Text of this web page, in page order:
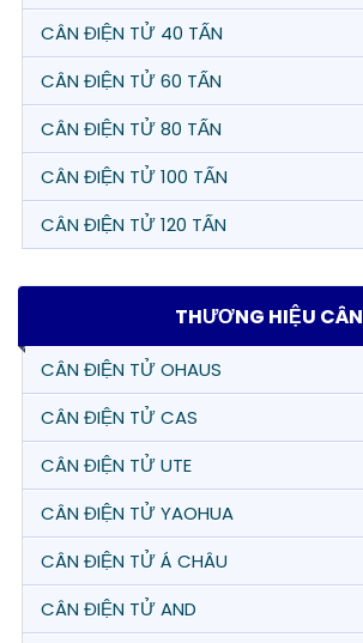
CÂN ĐIỆN TỬ 40 TẤN
CÂN ĐIỆN TỬ 60 TẤN
CÂN ĐIỆN TỬ 80 TẤN
CÂN ĐIỆN TỬ 100 TẤN
CÂN ĐIỆN TỬ 120 TẤN
THƯƠNG HIỆU CÂN
CÂN ĐIỆN TỬ OHAUS
CÂN ĐIỆN TỬ CAS
CÂN ĐIỆN TỬ UTE
CÂN ĐIỆN TỬ YAOHUA
CÂN ĐIỆN TỬ Á CHÂU
CÂN ĐIỆN TỬ AND